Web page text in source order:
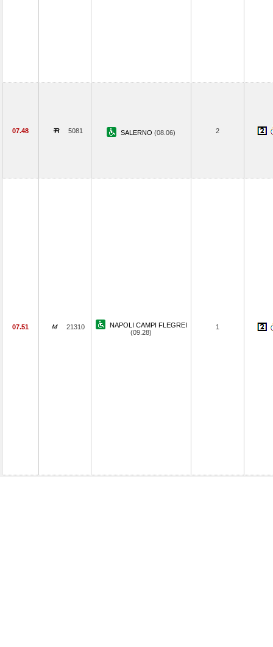
07.48 5081 SALERNO (08.06) 2
07.51 21310
NAPOLI CAMPI FLEGREI
(09.28)
1